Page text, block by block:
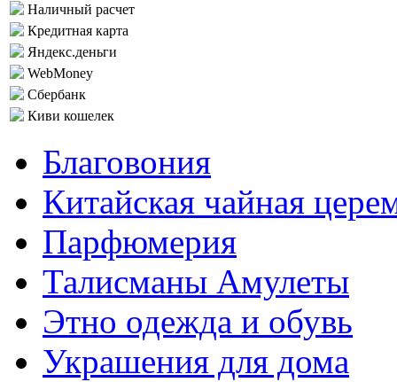
Наличный расчет
Кредитная карта
Яндекс.деньги
WebMoney
Сбербанк
Киви кошелек
Благовония
Китайская чайная
Парфюмерия
Талисманы Амулеты
Этно одежда и обувь
Украшения для дома